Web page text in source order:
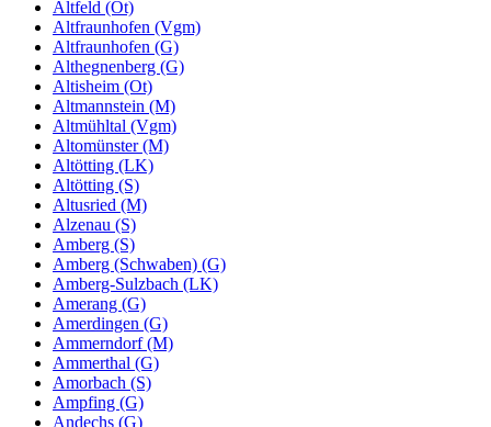
Altfeld (Ot)
Altfraunhofen (Vgm)
Altfraunhofen (G)
Althegnenberg (G)
Altisheim (Ot)
Altmannstein (M)
Altmühltal (Vgm)
Altomünster (M)
Altötting (LK)
Altötting (S)
Altusried (M)
Alzenau (S)
Amberg (S)
Amberg (Schwaben) (G)
Amberg-Sulzbach (LK)
Amerang (G)
Amerdingen (G)
Ammerndorf (M)
Ammerthal (G)
Amorbach (S)
Ampfing (G)
Andechs (G)